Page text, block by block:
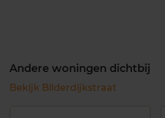
Andere woningen dichtbij
Bekijk Bilderdijkstraat